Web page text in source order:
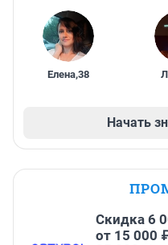
Елена,38
Начать
Скидка 6
от 15 000